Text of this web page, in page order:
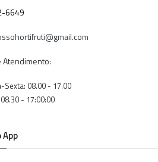
6649
Atendimento:
Sexta: 08.00 - 17.00
- 17:00:00
App